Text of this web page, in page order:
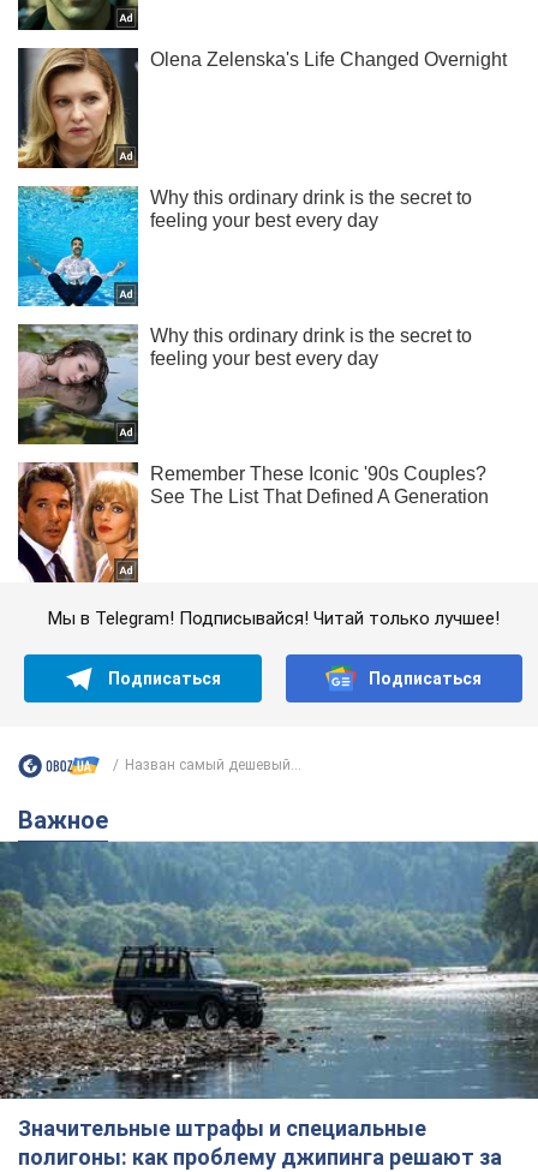
Мы в Telegram! Подписывайся! Читай только лучшее!
Подписаться Подписаться
Назван самый дешевый...
Важное
Значительные штрафы и специальные
полигоны: как проблему джипинга решают за